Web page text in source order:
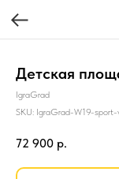
Детская
IgraGrad
SKU: IgraGrad-W19-sport-
72 900 р.